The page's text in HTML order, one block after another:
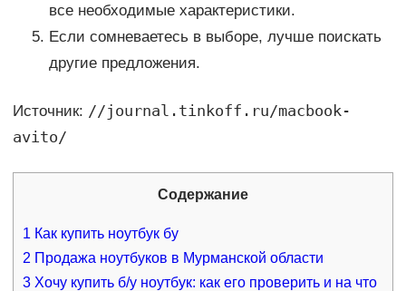
все необходимые характеристики.
Если сомневаетесь в выборе, лучше поискать
другие предложения.
Источник: //journal.tinkoff.ru/macbook-
avito/
Содержание
1 Как купить ноутбук бу
2 Продажа ноутбуков в Мурманской области
3Хочу купить б/у ноутбук: как его проверить и на что